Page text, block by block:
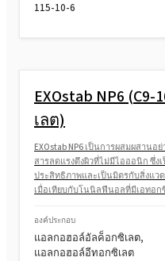
115-10-6
EXOstab NP6
เลต)
EXOstab NP6 เป็นการผสมผสานอ
สารลดแรงตึงผิวที่ไม่มีไอออนิก ซึ่ง
ประสิทธิภาพและเป็นมิตรกับสิ่งแว
เมื่อเทียบกับโนนิลฟีนอลที่มีเอทอก
องค์ประกอบ
แอลกอฮอล์อัลค็อกซิเลต,
แอลกอฮอล์อีทอกซิเลต